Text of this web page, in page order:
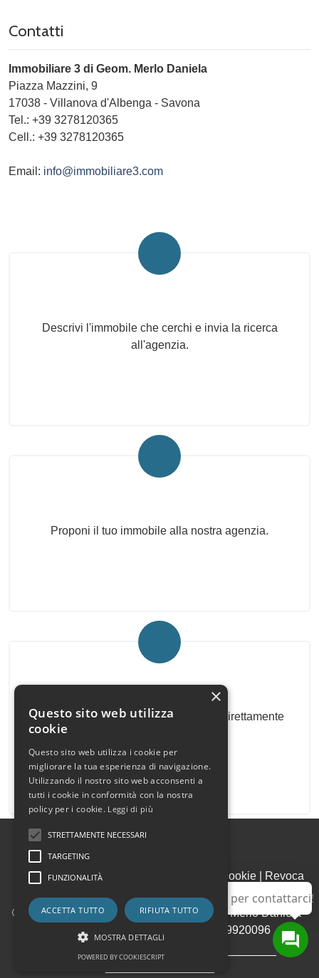
Contatti
Immobiliare 3 di Geom. Merlo Daniela
Piazza Mazzini, 9
17038 - Villanova d'Albenga - Savona
Tel.: +39 3278120365
Cell.: +39 3278120365
Email: info@immobiliare3.com
Descrivi l'immobile che cerchi e invia la ricerca
all'agenzia.
Proponi il tuo immobile alla nostra agenzia.
Ricevi le nostre proposte immobiliari direttamente
Admin |Informativa Privacy Informativa Cookie|
Revoca
© Copyright 2026 - Immobiliare 3 di Geom. Merlo Daniela -
All Rights reserved - Part. IVA 01879920096
Iscrizione REA della CCIAA di ______________ n.
Utilizza questo pulsante per contattarci!
×
Questo sito web utilizza
cookie
Questo sito web utilizza i cookie per
migliorare la tua esperienza di navigazione.
Utilizzando il nostro sito web acconsenti a
tutti i cookie in conformità con la nostra
policy per i cookie. Leggi di più
STRETTAMENTE NECESSARI
TARGETING
FUNZIONALITÀ
ACCETTA TUTTO RIFIUTA TUTTO
MOSTRA DETTAGLI
POWERED BY COOKIESCRIPT